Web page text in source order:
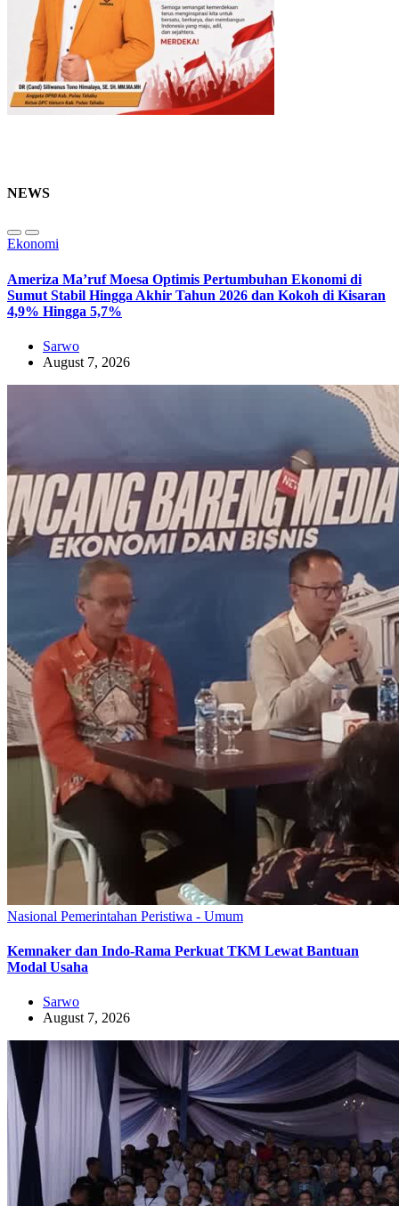
NEWS
Ekonomi
Ameriza Ma’ruf Moesa‎ Optimis Pertumbuhan Ekonomi di
Sumut Stabil Hingga Akhir Tahun 2026 dan Kokoh di Kisaran
4,9% Hingga 5,7%
Sarwo
August 7, 2026
Nasional Pemerintahan Peristiwa - Umum
Kemnaker dan Indo-Rama Perkuat TKM Lewat Bantuan
Modal Usaha
Sarwo
August 7, 2026